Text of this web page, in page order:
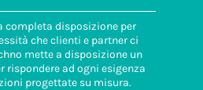
completa disposizione per
che clienti e partner ci
mette a disposizione un
rispondere ad ogni esigenza
progettate su misura.